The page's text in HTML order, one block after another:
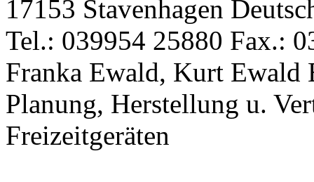
17153 Stavenhagen
Tel.: 039954 25880 Fax.:
Franka Ewald, Kurt Ewald
Planung, Herstellung u.
Freizeitgeräten